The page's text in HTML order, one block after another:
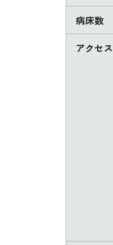
病床数
アクセス